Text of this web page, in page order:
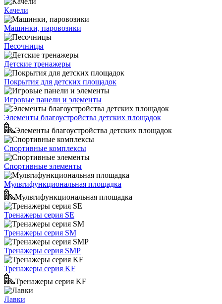
Качели
Машинки, паровозики
Песочницы
Детские тренажеры
Покрытия для детских площадок
Игровые панели и элементы
Элементы благоустройства детских площадок
Элементы благоустройства детских площадок
Спортивные комплексы
Спортивные элементы
Мультифункциональная площадка
Мультифункциональная площадка
Тренажеры серия SE
Тренажеры серия SM
Тренажеры серия SMP
Тренажеры серия KF
Тренажеры серия KF
Лавки